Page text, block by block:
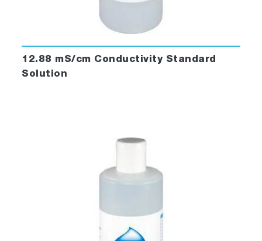
12.88 mS/cm Conductivity Standard
Solution